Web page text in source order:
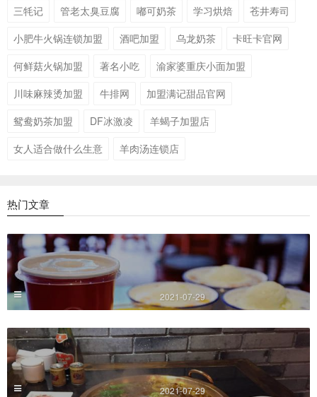
三牦记
管老太臭豆腐 嘟可奶茶 学习烘焙
苍井寿司
小肥牛火锅连锁加盟
酒吧加盟 乌龙奶茶
卡旺卡官网
何鲜菇火锅加盟
著名小吃
渝家婆重庆小面加盟
川味麻辣烫加盟
牛排网
加盟满记甜品官网
鸳鸯奶茶加盟
DF冰激凌
羊蝎子加盟店
女人适合做什么生意
羊肉汤连锁店
热门文章
2021-07-29
2021-07-29